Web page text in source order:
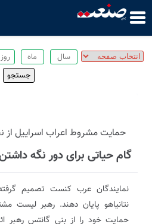
حمایت مشروط اعراب اسراییل
گام حیاتی برای دور نگه
نمایندگان عرب کنست تصمیم
نتانیاهو پایان دهند. رهبر لیست
حمایت خود را از بنی گانتس رهبر